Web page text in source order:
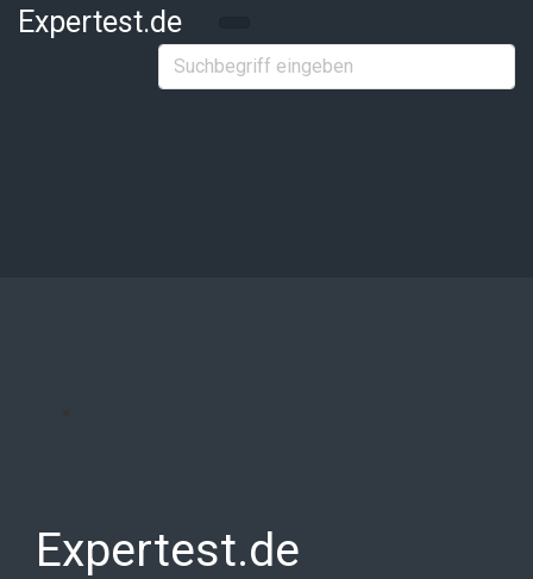
Zum Hauptinhalt springen
Expertest.de
Expertest.de